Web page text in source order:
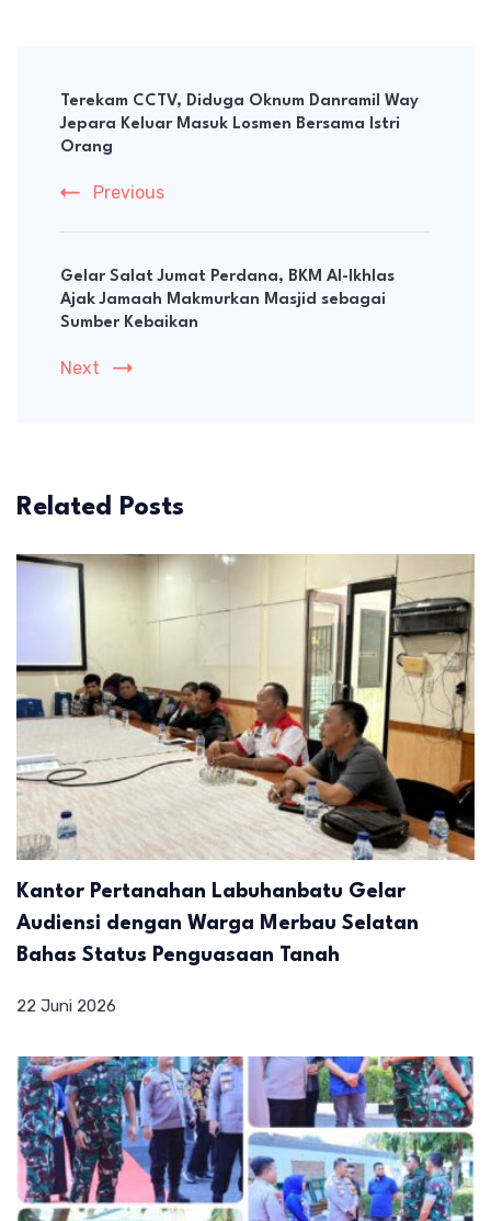
Navigation
Terekam CCTV, Diduga Oknum Danramil Way
Jepara Keluar Masuk Losmen Bersama Istri
Orang
Previous
Gelar Salat Jumat Perdana, BKM Al-Ikhlas
Ajak Jamaah Makmurkan Masjid sebagai
Sumber Kebaikan
Next
Related Posts
Kantor Pertanahan Labuhanbatu Gelar
Audiensi dengan Warga Merbau Selatan
Bahas Status Penguasaan Tanah
22 Juni 2026